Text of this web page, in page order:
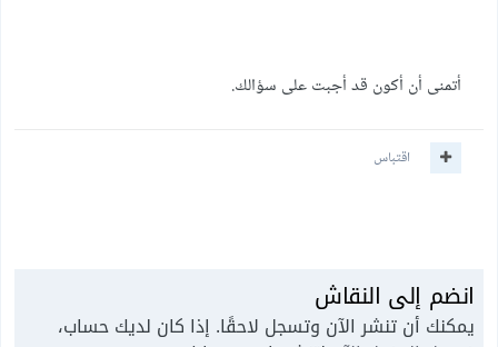
أتمنى أن أكون قد أجبت على سؤالك.
اقتباس
انضم إلى النقاش
يمكنك أن تنشر الآن وتسجل لاحقًا. إذا كان لديك حساب،